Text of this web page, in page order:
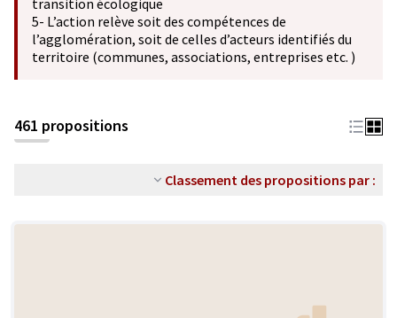
transition écologique
5- L’action relève soit des compétences de
l’agglomération, soit de celles d’acteurs identifiés du
territoire (communes, associations, entreprises etc. )
461 propositions
Classement des propositions par :